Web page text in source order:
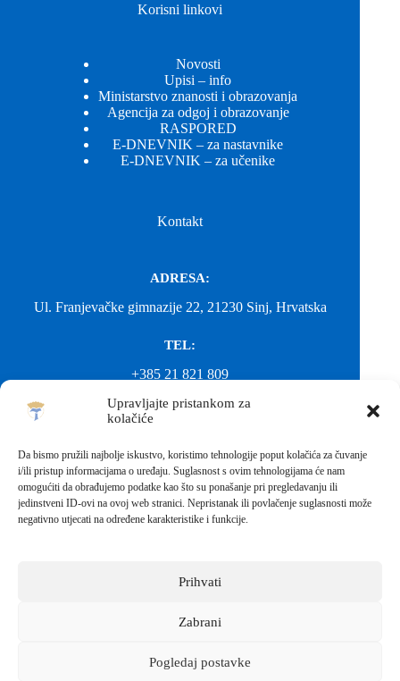
Upravljajte pristankom za
kolačiće
Da bismo pružili najbolje iskustvo, koristimo tehnologije poput kolačića za čuvanje
i/ili pristup informacijama o uređaju. Suglasnost s ovim tehnologijama će nam
omogućiti da obrađujemo podatke kao što su ponašanje pri pregledavanju ili
jedinstveni ID-ovi na ovoj web stranici. Nepristanak ili povlačenje suglasnosti može
negativno utjecati na određene karakteristike i funkcije.
Prihvati
Zabrani
Pogledaj postavke
Korisni linkovi
Novosti
Upisi – info
Ministarstvo znanosti i obrazovanja
Agencija za odgoj i obrazovanje
RASPORED
E-DNEVNIK – za nastavnike
E-DNEVNIK – za učenike
Kontakt
ADRESA:
Ul. Franjevačke gimnazije 22, 21230 Sinj, Hrvatska
TEL:
+385 21 821 809
EMAIL:
EMAIL:
fkgsinj@gmail.com
Svako neovlašteno preuzimanje fotografija i sadržaja s ove web
Sva prava pridržana © 2026 - FRANJEVAČKA KLASIČNA
PRAVOM JAVNOSTI